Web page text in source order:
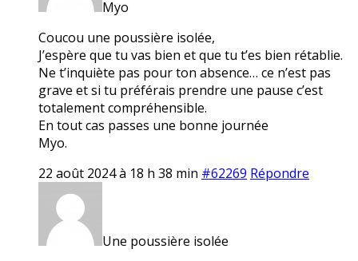
Myo
Coucou une poussière isolée,
J’espère que tu vas bien et que tu t’es bien rétablie.
Ne t’inquiète pas pour ton absence… ce n’est pas
grave et si tu préférais prendre une pause c’est
totalement compréhensible.
En tout cas passes une bonne journée
Myo.
22 août 2024 à 18 h 38 min #62269 Répondre
Une poussière isolée